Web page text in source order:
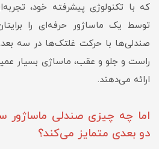
که با تکنولوژی پیشرفته خود،
توسط یک ماساژور حرفه‌ای را
صندلی‌ها با حرکت غلتک‌ها در سه
راست و جلو و عقب، ماساژی بسیار
ارائه می‌دهند.
اما چه چیزی صندلی ماساژور
دو بعدی متمایز می‌کند؟